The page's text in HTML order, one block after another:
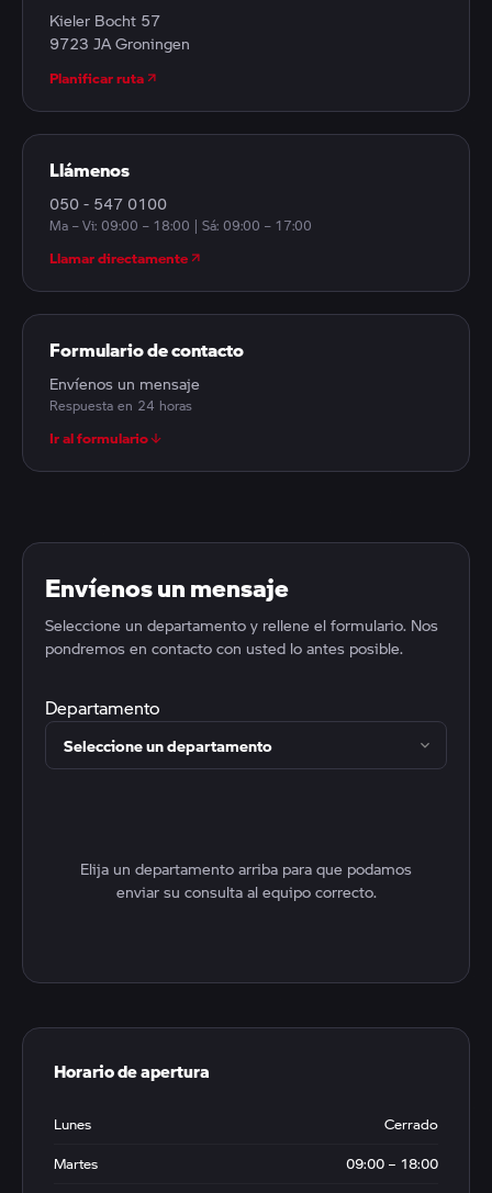
Kieler Bocht 57
9723 JA Groningen
Planificar ruta
Llámenos
050 - 547 0100
Ma – Vi: 09:00 – 18:00 | Sá: 09:00 – 17:00
Llamar directamente
Formulario de contacto
Envíenos un mensaje
Respuesta en 24 horas
Ir al formulario
Envíenos un mensaje
Seleccione un departamento y rellene el formulario. Nos
pondremos en contacto con usted lo antes posible.
Departamento
Elija un departamento arriba para que podamos
enviar su consulta al equipo correcto.
Horario de apertura
Lunes Cerrado
Martes 09:00 – 18:00